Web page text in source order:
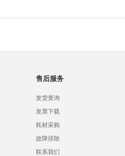
售后服务
发货查询
发票下载
耗材采购
故障排除
联系我们